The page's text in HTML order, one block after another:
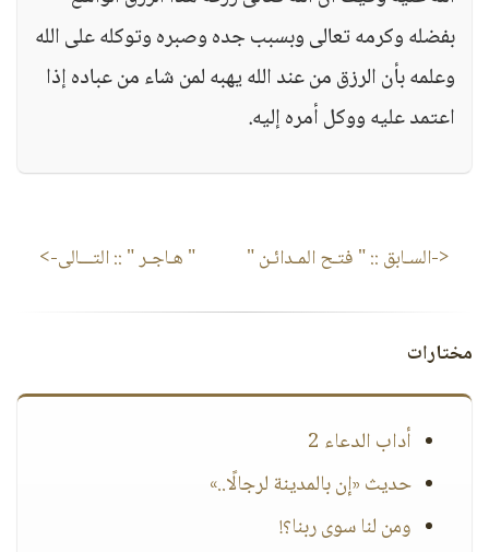
بفضله وكرمه تعالى وبسبب جده وصبره وتوكله على الله
وعلمه بأن الرزق من عند الله يهبه لمن شاء من عباده إذا
اعتمد عليه ووكل أمره إليه.
<-السـابق ::" فتـح المـدائـن " " هـاجـر " :: التـــالى->
مختارات
أداب الدعاء 2
حديث «إن بالمدينة لرجالًا..»
ومن لنا سوى ربنا؟!